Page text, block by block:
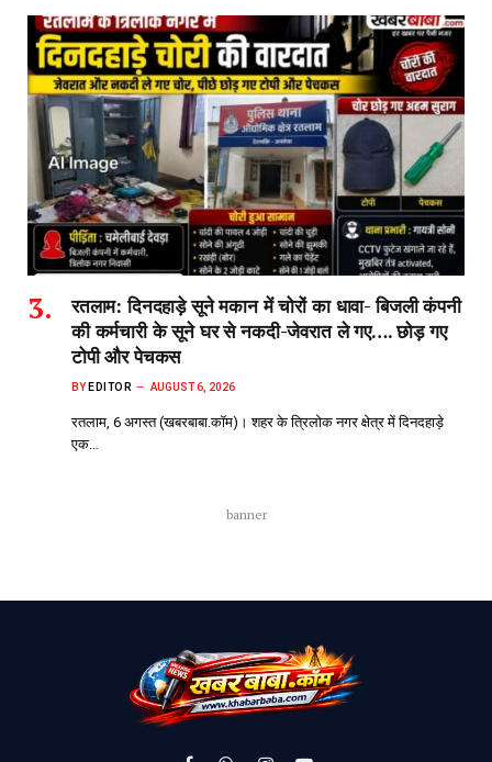
रतलाम: दिनदहाड़े सूने मकान में चोरों का धावा- बिजली कंपनी
की कर्मचारी के सूने घर से नकदी-जेवरात ले गए…. छोड़ गए
टोपी और पेचकस
BY EDITOR AUGUST 6, 2026
रतलाम, 6 अगस्त (खबरबाबा.कॉम)। शहर के त्रिलोक नगर क्षेत्र में दिनदहाड़े
एक…
banner